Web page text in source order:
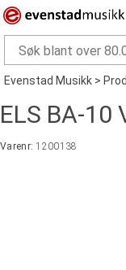
Evenstad Musikk>
ELS BA-10
Varenr:1200138